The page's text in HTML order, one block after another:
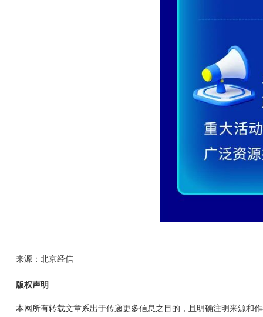
来源：北京经信
版权声明
本网所有转载文章系出于传递更多信息之目的，且明确注明来源和